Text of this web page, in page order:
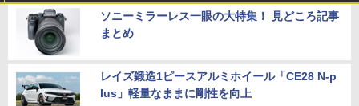
ソニーミラーレス一眼の大特集！ 見どころ記事
まとめ
レイズ鍛造1ピースアルミホイール「CE28 N-p
lus」軽量なままに剛性を向上